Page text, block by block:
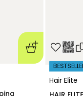
Hair Elite